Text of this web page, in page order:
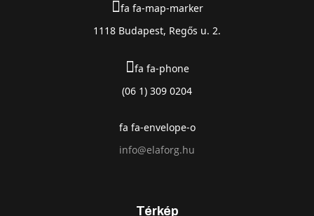
fa fa-map-marker
1118 Budapest, Regős u. 2.
fa fa-phone
(06 1) 309 0204
fa fa-envelope-o
info@elaforg.hu
Térkép